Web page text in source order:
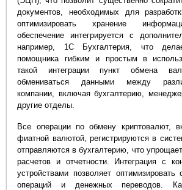
документов, необходимых для
оптимизировать хранение
обеспечение интегрируется с
например, 1С Бухгалтерия, что
помощника гибким и простым в
такой интеграции пункт обмена
обмениваться данными между
компании, включая бухгалтерию,
другие отделы.
Все операции по обмену криптовалют,
фиатной валютой, регистрируются в
отправляются в бухгалтерию, что
расчетов и отчетности. Интеграция с
устройствами позволяет оптимизировать
операций и денежных переводов.